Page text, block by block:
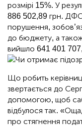
розмірі 15%. У
886 502,89 грн. ДФС
порушення,
до бюджету, а також
вийшло 641 401
Що робить
звертається до
допомогою, щоб
відбулося так.
про стягнення